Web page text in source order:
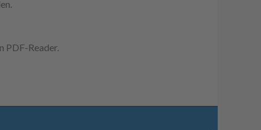
PDF-Reader.